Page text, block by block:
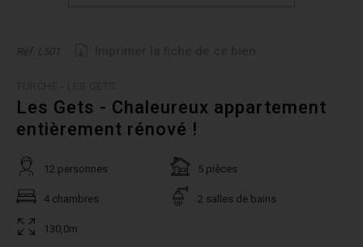
Réf. L501
Les Gets - Chaleureux appartement
entièrement rénové !
12 personnes 5 pièces
4 chambres 2 salles de bains
130,0m